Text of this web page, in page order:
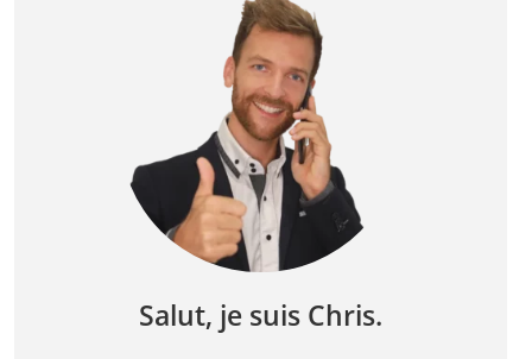
Salut, je suis Chris.